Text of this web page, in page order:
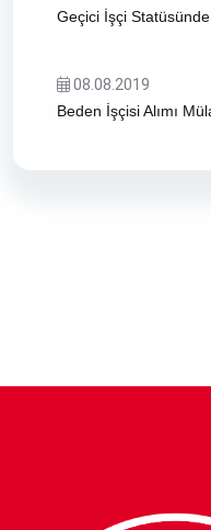
Geçici İşçi Statüsünde
08.08.2019
Beden İşçisi Alımı